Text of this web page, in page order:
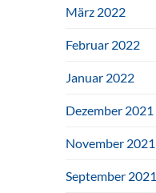
März 2022
Februar 2022
Januar 2022
Dezember 2021
November 2021
September 2021